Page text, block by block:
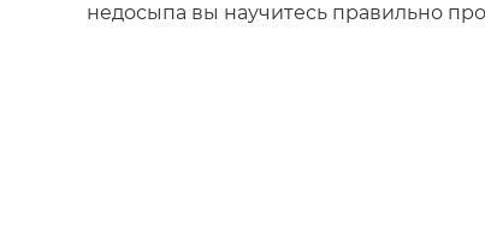
недосыпа вы научитесь правильно